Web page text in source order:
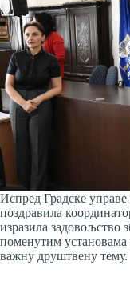
Испред Градске
поздравила
изразила задовољство
поменутим установама
важну друштвену тему.